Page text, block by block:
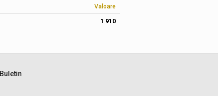
Valoare
1 910
Buletin